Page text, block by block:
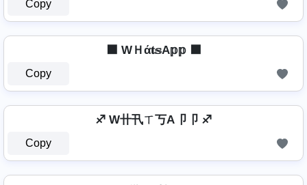
Copy
⬛ WＨά𝐭𝕤A𝕡𝕡 ⬛
Copy
♐ W卄卂ㄒ丂A卩卩 ♐
Copy